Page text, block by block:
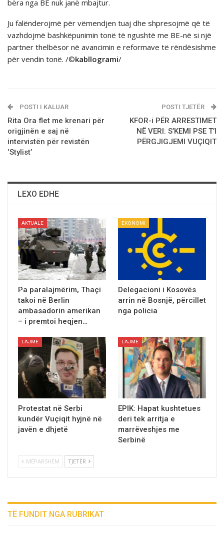
bëra nga BE nuk janë mbajtur.
Ju falënderojmë për vëmendjen tuaj dhe shpresojmë që të
vazhdojmë bashkëpunimin tonë të ngushtë me BE-në si një
partner thelbësor në avancimin e reformave të rëndësishme
për vendin tonë. /©kabllogrami/
POSTI I KALUAR
Rita Ora flet me krenari pёr
origjinёn e saj në
intervistën për revistën
‘Stylist’
POSTI TJETËR
KFOR-i PËR ARRESTIMET
NË VERI: S’KEMI PSE T’I
PËRGJIGJEMI VUÇIQIT
LEXO EDHE
AKTUALE
Pa paralajmërim, Thaçi
takoi në Berlin
ambasadorin amerikan
– i premtoi heqjen…
EKONOMI
Delegacioni i Kosovës
arrin në Bosnjë, përcillet
nga policia
LAJME
Protestat në Serbi
kundër Vuçiqit hyjnë në
javën e dhjetë
LAJME
EPIK: Hapat kushtetues
deri tek arritja e
marrëveshjes me
Serbinë
MËPARSHËM TJETËR
TË FUNDIT NGA RUBRIKAT